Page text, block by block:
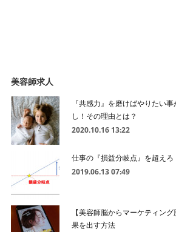
美容師求人
『共感力』を磨けばやりたい
し！その理由とは？
2020.10.16 13:22
仕事の『損益分岐点』を超えろ
2019.06.13 07:49
【美容師脳からマーケティン
果を出す方法